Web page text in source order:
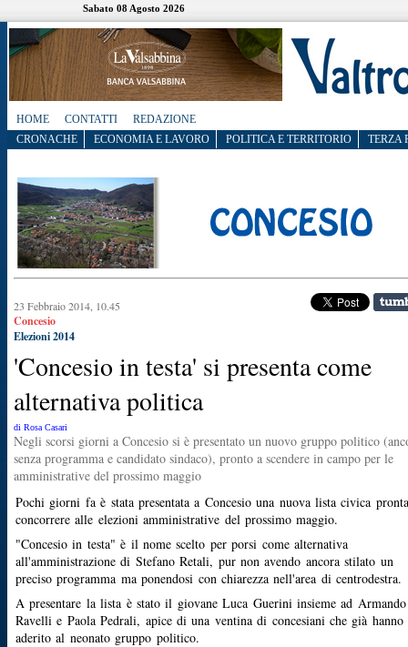
Sabato 08 Agosto 2026
HOME CONTATTI
REDAZIONE
CRONACHE
ECONOMIA E LAVORO POLITICA E TERRITORIO TERZA
23 Febbraio 2014, 10.45
Concesio
Elezioni 2014
'Concesio in testa' si presenta come
alternativa politica
di Rosa Casari
Negli scorsi giorni a Concesio si è presentato un nuovo gruppo politico
senza programma e candidato sindaco), pronto a scendere in campo per le
amministrative del prossimo maggio
Pochi giorni fa è stata presentata a Concesio una nuova lista civica
concorrere alle elezioni amministrative del prossimo maggio.
"Concesio in testa" è il nome scelto per porsi come alternativa
all'amministrazione di Stefano Retali, pur non avendo ancora stilato un
preciso programma ma ponendosi con chiarezza nell'area di centrodestra.
A presentare la lista è stato il giovane Luca Guerini insieme ad Armando
Ravelli e Paola Pedrali, apice di una ventina di concesiani che già hanno
aderito al neonato gruppo politico.